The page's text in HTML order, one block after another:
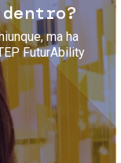
ma ha
FuturAbility